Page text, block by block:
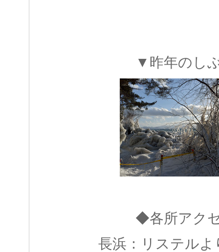
▼昨年のし
◆各所アク
長浜：リステルよ